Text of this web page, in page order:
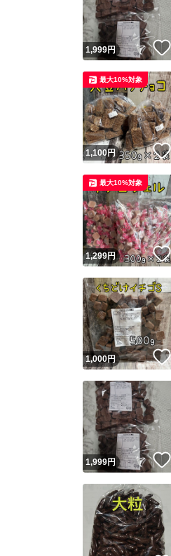
1,999円
1,100円
最大10%対象
1,299円
最大10%対象
1,000円
1,999円